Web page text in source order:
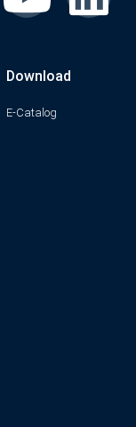
Y
o
u
L
Download
E-Catalog